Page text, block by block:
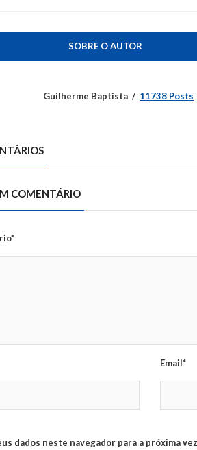
SOBRE O AUTOR
Guilherme Baptista 11738 Posts
COMENTÁRIO
Email*
dados neste navegador para a próxima